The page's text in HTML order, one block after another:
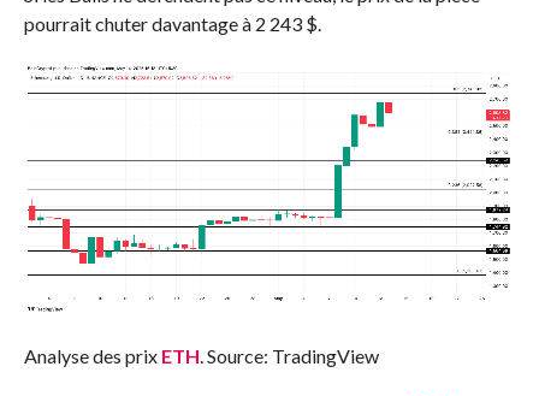
pourrait chuter davantage à 2 243 $.
Analyse des prix ETH. Source: TradingView